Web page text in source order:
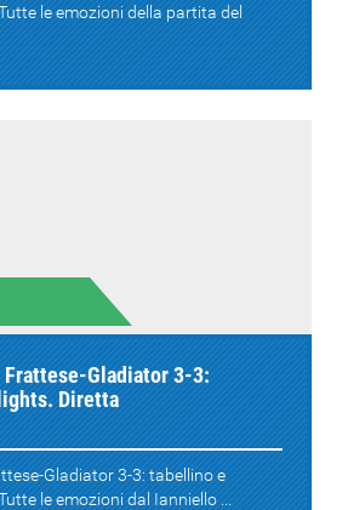
le emozioni della partita del
Frattese-Gladiator 3-3:
Diretta
Gladiator 3-3: tabellino e
le emozioni dal Ianniello ...